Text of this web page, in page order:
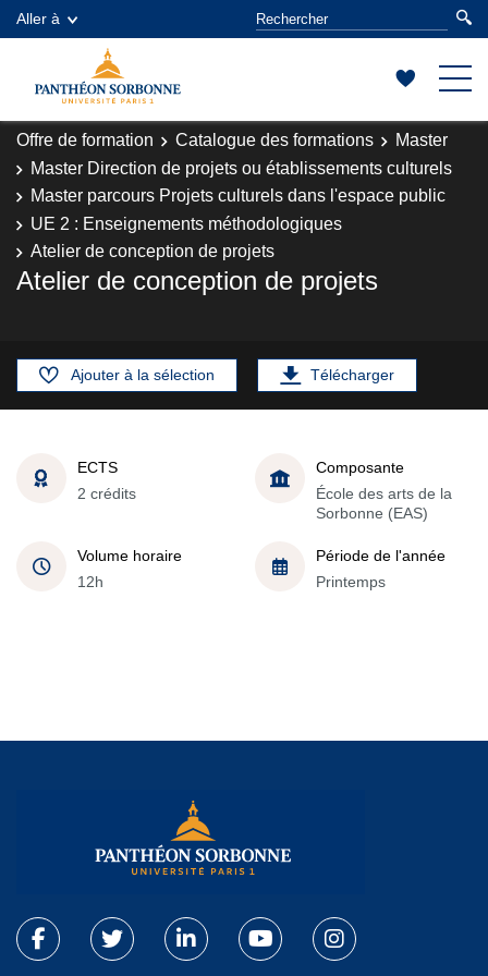
Aller à
Offre de formation Catalogue des formations
Master
Master Direction de projets ou établissements culturels
Master parcours Projets culturels dans l'espace public
UE 2 : Enseignements méthodologiques
Atelier de conception de projets
Atelier de conception de projets
Ajouter à la sélection Télécharger
ECTS
2 crédits
Composante
École des arts de la
Sorbonne (EAS)
Volume horaire
12h
Période de l'année
Printemps